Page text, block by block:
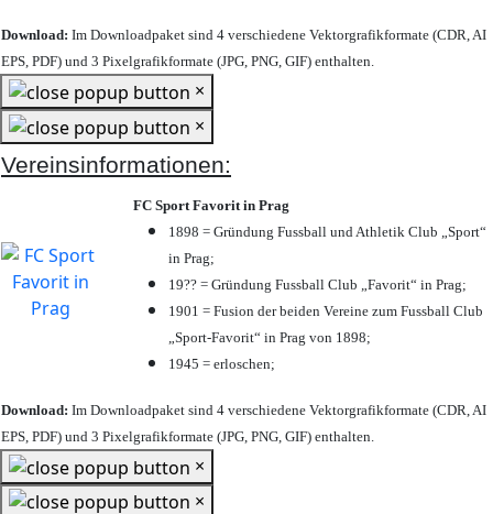
Download: Im Downloadpaket sind 4 verschiedene Vektorgrafikformate (CDR, AI
EPS, PDF) und 3 Pixelgrafikformate (JPG, PNG, GIF) enthalten.
×
×
Vereinsinformationen:
FC Sport Favorit in Prag
1898 = Gründung Fussball und Athletik Club „Sport“
in Prag;
19?? = Gründung Fussball Club „Favorit“ in Prag;
1901 = Fusion der beiden Vereine zum Fussball Club
„Sport-Favorit“ in Prag von 1898;
1945 = erloschen;
Download: Im Downloadpaket sind 4 verschiedene Vektorgrafikformate (CDR, AI
EPS, PDF) und 3 Pixelgrafikformate (JPG, PNG, GIF) enthalten.
×
×